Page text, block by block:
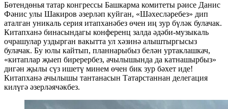
Бөтендөнья татар конгрессы Башкарма комитеты рәисе Данис
Фәнис улы Шакиров әзерләп куйган, «Шәхесләребез» дип
аталган уникаль серия итапханәбез өчен иң зур бүләк булачак.
Китапханә бинасындагы конференц залда әдәби-музыкаль
очрашулар уздырган вакытта ул хәзинә алыштыргысыз
булачак. Бу юлы кайтып, планнарыбыз белән уртаклашкач,
«китаплар җыеп бирерербез, ачылышында да катнашырбыз»
дигән җылы сүз ишетү минем өчен бик зур бәхет иде!
Китапханә ачылышы тантанасын Татарстаннан делегация
килүгә әзерләячәкбез.